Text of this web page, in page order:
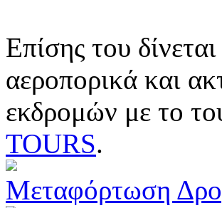
Επίσης του
αεροπορικά και
εκδρομών με το
TOURS.
Μεταφόρτωση